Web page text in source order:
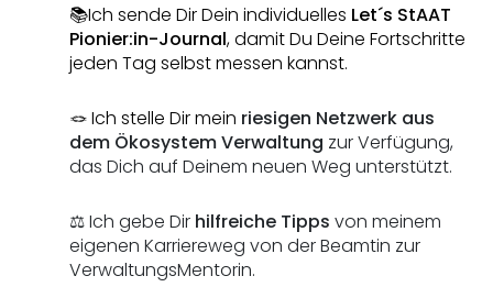
📚Ich sende Dir Dein individuelles Let´s StAAT
Pionier:in-Journal, damit Du Deine Fortschritte
jeden Tag selbst messen kannst.
🪢 Ich stelle Dir mein riesigen Netzwerk aus
dem Ökosystem Verwaltung zur Verfügung,
das Dich auf Deinem neuen Weg unterstützt.
⚖️ Ich gebe Dir hilfreiche Tipps von meinem
eigenen Karriereweg von der Beamtin zur
VerwaltungsMentorin.